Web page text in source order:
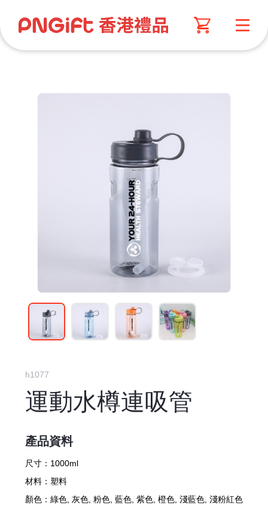
h1077
運動水樽連吸管
產品資料
尺寸： 1000ml
材料： 塑料
顏色： 綠色, 灰色, 粉色, 藍色, 紫色, 橙色, 淺藍色, 淺粉紅色